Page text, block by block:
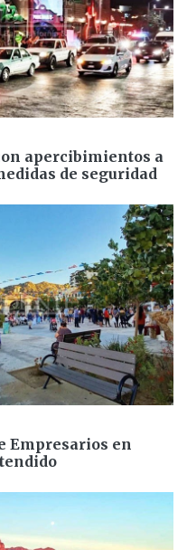
apercibimientos a
de seguridad
Empresarios en